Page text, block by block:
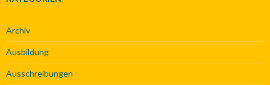
Archiv
Ausbildung
Ausschreibungen